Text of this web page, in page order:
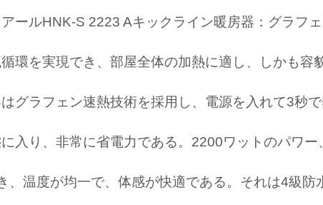
ールHNK-S 2223 Aキックライン暖房器：グラフ
環を実現でき、部屋全体の加熱に適し、しかも容
グラフェン速熱技術を採用し、電源を入れて3秒
入り、非常に省電力である。2200ワットのパワー
、温度が均一で、体感が快適である。それは4級防